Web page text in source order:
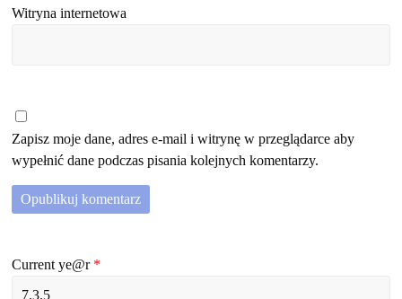
Witryna internetowa
Zapisz moje dane, adres e-mail i witrynę w przeglądarce aby
wypełnić dane podczas pisania kolejnych komentarzy.
Current ye@r *